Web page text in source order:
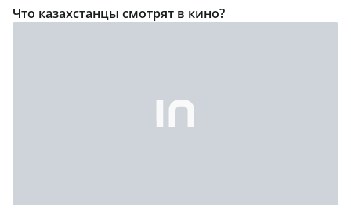
Что казахстанцы смотрят в кино?